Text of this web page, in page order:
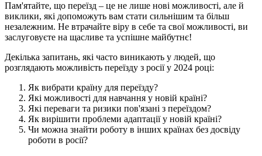
Пам'ятайте, що переїзд – це не лише нові можливості, але й
виклики, які допоможуть вам стати сильнішим та більш
незалежним. Не втрачайте віру в себе та свої можливості, ви
заслуговуєте на щасливе та успішне майбутнє!
Декілька запитань, які часто виникають у людей, що
розглядають можливість переїзду з росії у 2024 році:
Як вибрати країну для переїзду?
Які можливості для навчання у новій країні?
Які переваги та ризики пов'язані з переїздом?
Як вирішити проблеми адаптації у новій країні?
Чи можна знайти роботу в інших країнах без досвіду
роботи в росії?